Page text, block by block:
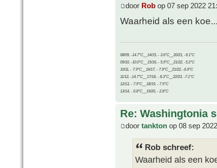
door Rob op 07 sep 2022
Waarheid als een
08/09, -14.7°C__14/15, - 3.6°C__20/21, -9.1°C
09/10, -10.0°C__15/16, - 5.9°C__21/22, -5.2°C
10/11, - 7.9°C__16/17, - 7.9°C__21/22, -6.9°C
11/12, -14.7°C__17/18, - 8.3°C__22/23, -7.1°C
12/13, - 7.9°C__18/19, - 7.5°C
13/14, - 0.8°C__19/20, - 2.8°C
Re: Washingtonia
door tankton op 08 sep
Rob schreef:
Waarheid als een